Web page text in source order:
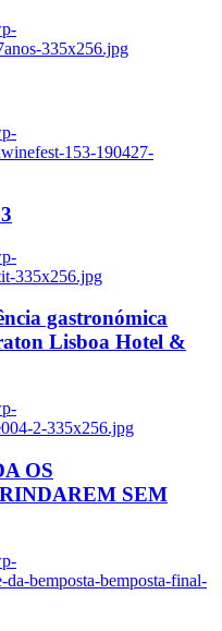
335x256.jpg
153-190427-
335x256.jpg
gastronómica
Lisboa Hotel &
2-335x256.jpg
OS
SEM
bemposta-bemposta-final-